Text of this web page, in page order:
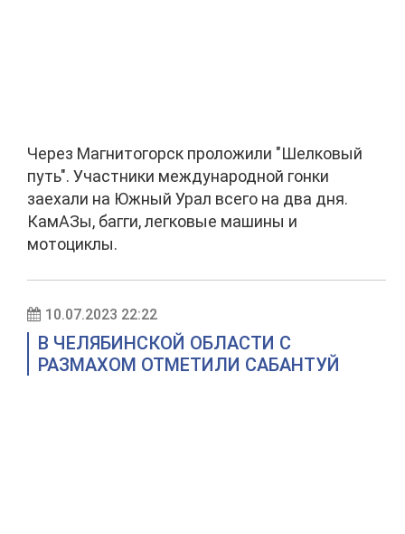
Через Магнитогорск проложили "Шелковый
путь". Участники международной гонки
заехали на Южный Урал всего на два дня.
КамАЗы, багги, легковые машины и
мотоциклы.
10.07.2023 22:22
В ЧЕЛЯБИНСКОЙ ОБЛАСТИ С
РАЗМАХОМ ОТМЕТИЛИ САБАНТУЙ